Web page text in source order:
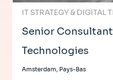
IT STRATEGY & DIGITAL
Senior
Technologies
Amsterdam, Pays-Bas